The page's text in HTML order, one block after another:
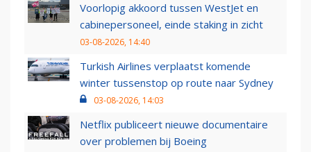
Voorlopig akkoord tussen WestJet en
cabinepersoneel, einde staking in zicht
03-08-2026, 14:40
Turkish Airlines verplaatst komende
winter tussenstop op route naar Sydney
03-08-2026, 14:03
Netflix publiceert nieuwe documentaire
over problemen bij Boeing